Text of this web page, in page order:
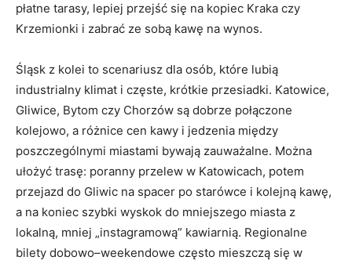
płatne tarasy, lepiej przejść się na kopiec Kraka czy
Krzemionki i zabrać ze sobą kawę na wynos.
Śląsk z kolei to scenariusz dla osób, które lubią
industrialny klimat i częste, krótkie przesiadki. Katowice,
Gliwice, Bytom czy Chorzów są dobrze połączone
kolejowo, a różnice cen kawy i jedzenia między
poszczególnymi miastami bywają zauważalne. Można
ułożyć trasę: poranny przelew w Katowicach, potem
przejazd do Gliwic na spacer po starówce i kolejną kawę,
a na koniec szybki wyskok do mniejszego miasta z
lokalną, mniej „instagramową” kawiarnią. Regionalne
bilety dobowo–weekendowe często mieszczą się w